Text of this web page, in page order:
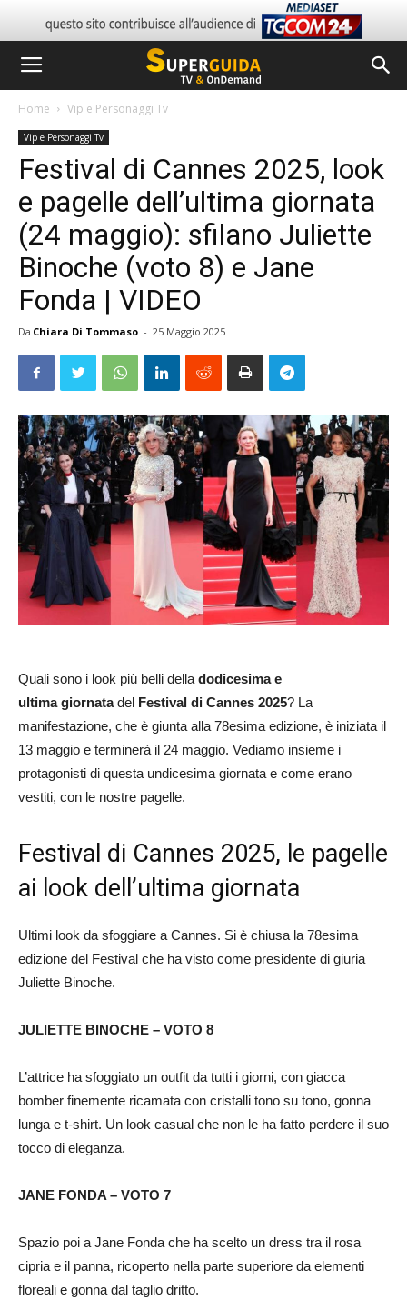
Home Vip e Personaggi Tv
Vip e Personaggi Tv
Festival di Cannes 2025, look
e pagelle dell’ultima giornata
(24 maggio): sfilano Juliette
Binoche (voto 8) e Jane
Fonda | VIDEO
Da Chiara Di Tommaso - 25 Maggio 2025
Quali sono i look più belli della dodicesima e
ultima giornatadel Festival di Cannes 2025? La
manifestazione, che è giunta alla 78esima edizione, è iniziata il
13 maggio e terminerà il 24 maggio. Vediamo insieme i
protagonisti di questa undicesima giornata e come erano
vestiti, con le nostre pagelle.
Festival di Cannes 2025, le pagelle
ai look dell’ultima giornata
Ultimi look da sfoggiare a Cannes. Si è chiusa la 78esima
edizione del Festival che ha visto come presidente di giuria
Juliette Binoche.
JULIETTE BINOCHE – VOTO 8
L’attrice ha sfoggiato un outfit da tutti i giorni, con giacca
bomber finemente ricamata con cristalli tono su tono, gonna
lunga e t-shirt. Un look casual che non le ha fatto perdere il suo
tocco di eleganza.
JANE FONDA – VOTO 7
Spazio poi a Jane Fonda che ha scelto un dress tra il rosa
cipria e il panna, ricoperto nella parte superiore da elementi
floreali e gonna dal taglio dritto.